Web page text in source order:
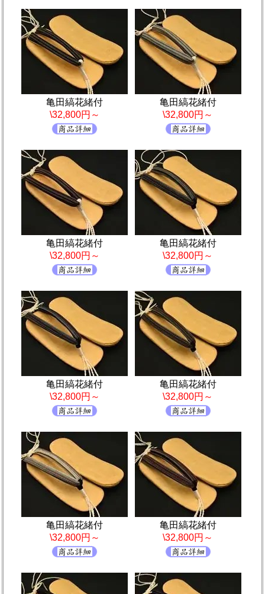
亀田縞花緒付
\32,800円～
亀田縞花緒付
\32,800円～
亀田縞花緒付
\32,800円～
亀田縞花緒付
\32,800円～
亀田縞花緒付
\32,800円～
亀田縞花緒付
\32,800円～
亀田縞花緒付
\32,800円～
亀田縞花緒付
\32,800円～